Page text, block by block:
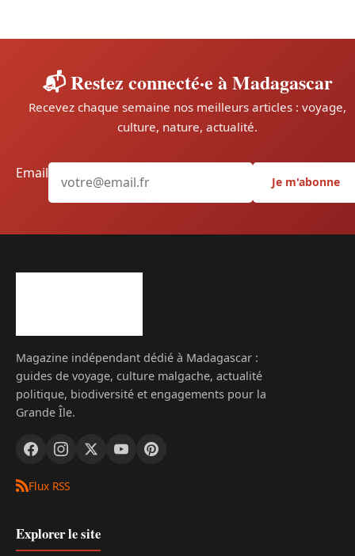
📬 Restez connecté·e à Madagascar
Recevez chaque semaine nos meilleurs articles : voyage,
culture, nature, actualité.
Email
Je m'abonne
Magazine indépendant dédié à Madagascar :
guides de voyage, culture malgache, actualité
politique, biodiversité et engagements pour la
Grande Île.
Flux RSS
Explorer le site